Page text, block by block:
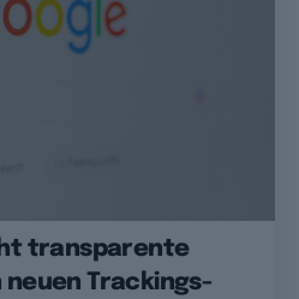
transparente
neuen Trackings-